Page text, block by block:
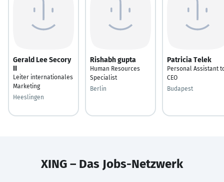
Gerald Lee Secory
II
Leiter internationales
Marketing
Heeslingen
Rishabh gupta
Human Resources
Specialist
Berlin
Patricia Telek
Personal Assistant
CEO
Budapest
XING – Das Jobs-Netzwerk